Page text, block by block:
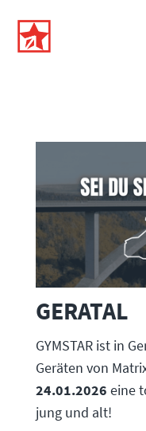
GERATAL
GYMSTAR ist in
Geräten von
24.01.2026 eine
jung und alt!